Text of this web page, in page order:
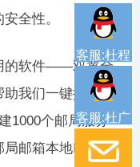
全性。
的软件——双翼全
助我们一键搭建无
1000个邮局服务
邮箱本地IP，不
客服:杜程
客服:杜广